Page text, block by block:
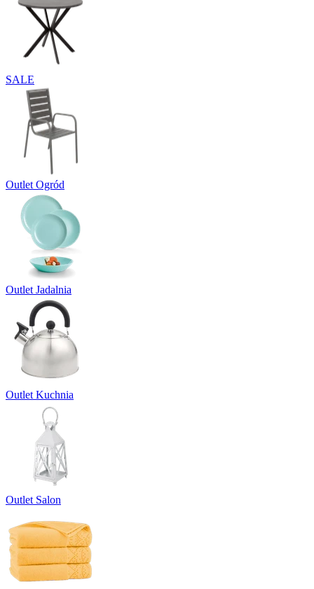
SALE
Outlet Ogród
Outlet Jadalnia
Outlet Kuchnia
Outlet Salon